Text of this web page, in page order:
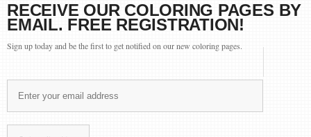
RECEIVE OUR COLORING PAGES BY
EMAIL. FREE REGISTRATION!
Sign up today and be the first to get notified on our new coloring pages.